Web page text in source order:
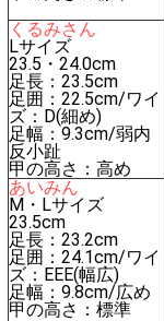
くるみさん
Lサイズ
23.5・24.0cm
足長：23.5cm
足囲：22.5cm/ワイ
ズ：D(細め)
足幅：9.3cm/弱内
反小趾
甲の高さ：高め
あいみん
M・Lサイズ
23.5cm
足長：23.2cm
足囲：24.1cm/ワイ
ズ：EEE(幅広)
足幅：9.8cm/広め
甲の高さ：標準